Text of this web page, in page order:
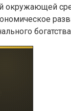
окружающей
богатства